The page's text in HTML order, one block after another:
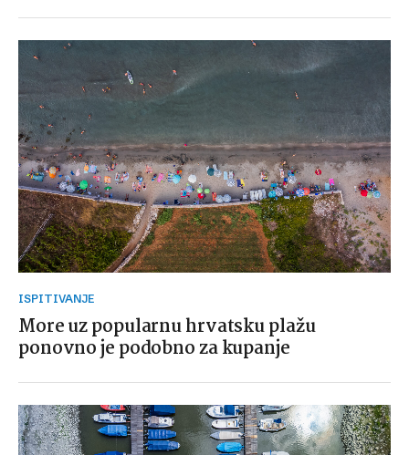
ISPITIVANJE
More uz popularnu hrvatsku plažu
ponovno je podobno za kupanje